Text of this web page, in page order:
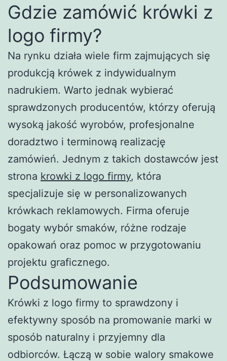
Gdzie zamówić krówki z
logo firmy?
Na rynku działa wiele firm zajmujących się
produkcją krówek z indywidualnym
nadrukiem. Warto jednak wybierać
sprawdzonych producentów, którzy oferują
wysoką jakość wyrobów, profesjonalne
doradztwo i terminową realizację
zamówień. Jednym z takich dostawców jest
strona krowki z logo firmy, która
specjalizuje się w personalizowanych
krówkach reklamowych. Firma oferuje
bogaty wybór smaków, różne rodzaje
opakowań oraz pomoc w przygotowaniu
projektu graficznego.
Podsumowanie
Krówki z logo firmy to sprawdzony i
efektywny sposób na promowanie marki w
sposób naturalny i przyjemny dla
odbiorców. Łączą w sobie walory smakowe